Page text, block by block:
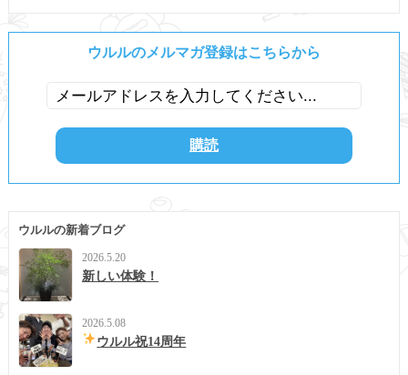
ウルルのメルマガ登録はこちらから
ウルルの新着ブログ
2026.5.20
新しい体験！
2026.5.08
ウルル祝14周年